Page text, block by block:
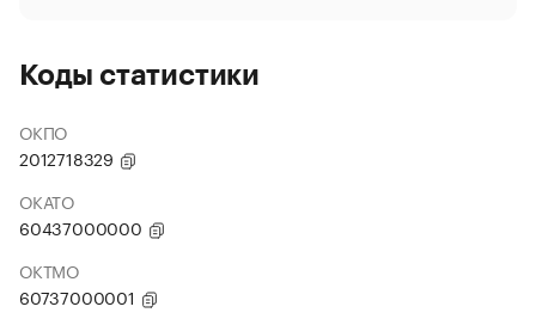
Коды статистики
ОКПО
2012718329
ОКАТО
60437000000
ОКТМО
60737000001